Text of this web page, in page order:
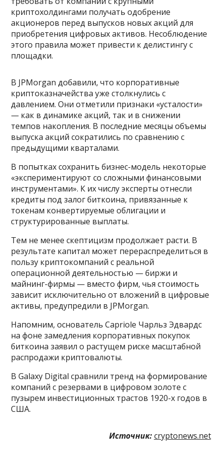
криптохолдингами получать одобрение
акционеров перед выпусков новых акций для
приобретения цифровых активов. Несоблюдение
этого правила может привести к делистингу с
площадки.
В JPMorgan добавили, что корпоративные
криптоказначейства уже столкнулись с
давлением. Они отметили признаки «усталости»
— как в динамике акций, так и в снижении
темпов накопления. В последние месяцы объемы
выпуска акций сократились по сравнению с
предыдущими кварталами.
В попытках сохранить бизнес-модель некоторые
«экспериментируют со сложными финансовыми
инструментами». К их числу эксперты отнесли
кредиты под залог биткоина, привязанные к
токенам конвертируемые облигации и
структурированные выплаты.
Тем не менее скептицизм продолжает расти. В
результате капитал может перераспределиться в
пользу криптокомпаний с реальной
операционной деятельностью — биржи и
майнинг-фирмы — вместо фирм, чья стоимость
зависит исключительно от вложений в цифровые
активы, предупредили в JPMorgan.
Напомним, основатель Capriole Чарльз Эдвардс
на фоне замедления корпоративных покупок
биткоина заявил о растущем риске масштабной
распродажи криптовалюты.
В Galaxy Digital сравнили тренд на формирование
компаний с резервами в цифровом золоте с
пузырем инвестиционных трастов 1920-х годов в
США.
Источник: cryptonews.net